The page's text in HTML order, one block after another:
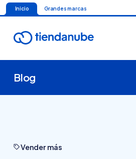
Inicio Grandes marcas
Blog
Vender más